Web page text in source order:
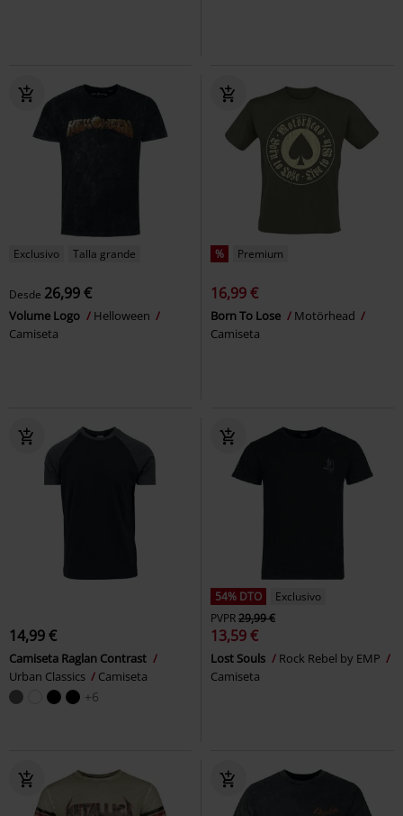
Exclusivo Talla grande
Desde 26,99 €
Volume Logo
Helloween
Camiseta
% Premium
16,99 €
Born To Lose
Motörhead
Camiseta
14,99 €
Camiseta Raglan Contrast
Urban Classics
Camiseta
+6
54% DTO
Exclusivo
PVPR29,99 €
13,59 €
Lost Souls
Rock Rebel by EMP
Camiseta